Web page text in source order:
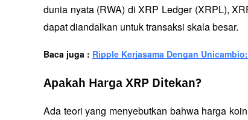
dunia nyata (RWA) di XRP Ledger (XRPL),
dapat diandalkan untuk transaksi skala besar.
Baca juga : Ripple Kerjasama Dengan
Apakah Harga XRP Ditekan?
Ada teori yang menyebutkan bahwa harga